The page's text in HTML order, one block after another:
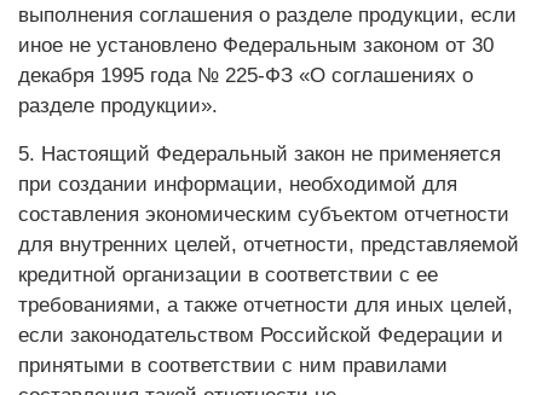
выполнения соглашения о разделе продукции, если
иное не установлено Федеральным законом от 30
декабря 1995 года № 225-ФЗ «О соглашениях о
разделе продукции».
5. Настоящий Федеральный закон не применяется
при создании информации, необходимой для
составления экономическим субъектом отчетности
для внутренних целей, отчетности, представляемой
кредитной организации в соответствии с ее
требованиями, а также отчетности для иных целей,
если законодательством Российской Федерации и
принятыми в соответствии с ним правилами